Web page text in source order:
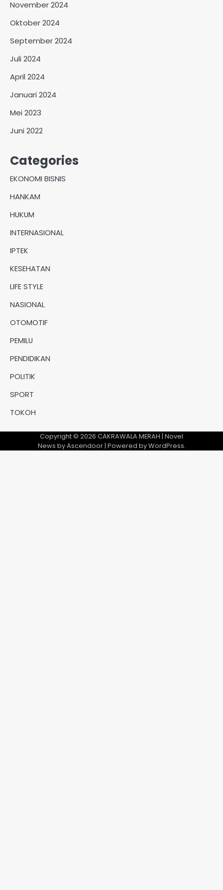
November 2024
Oktober 2024
September 2024
Juli 2024
April 2024
Januari 2024
Mei 2023
Juni 2022
Categories
EKONOMI BISNIS
HANKAM
HUKUM
INTERNASIONAL
IPTEK
KESEHATAN
LIFE STYLE
NASIONAL
OTOMOTIF
PEMILU
PENDIDIKAN
POLITIK
SPORT
TOKOH
Copyright © 2026 CAKRAWALA MERAH | Novel
News byAscendoor| Powered byWordPress.